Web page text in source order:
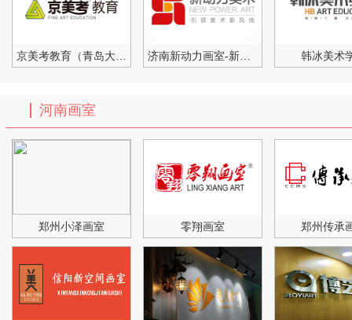
韩冰美术
河南画室
郑州小泽画室 零翔画室 郑州传承
北京清美屹立画室作品
杭州山水行画室艾鹏